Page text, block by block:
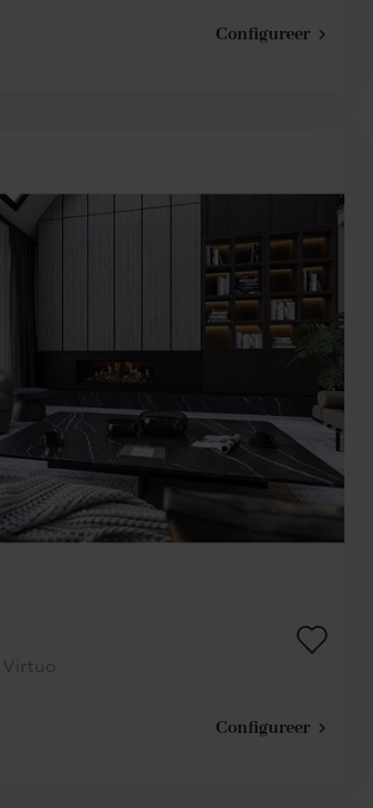
Configureer
Front Haard | Virtuo
Configureer